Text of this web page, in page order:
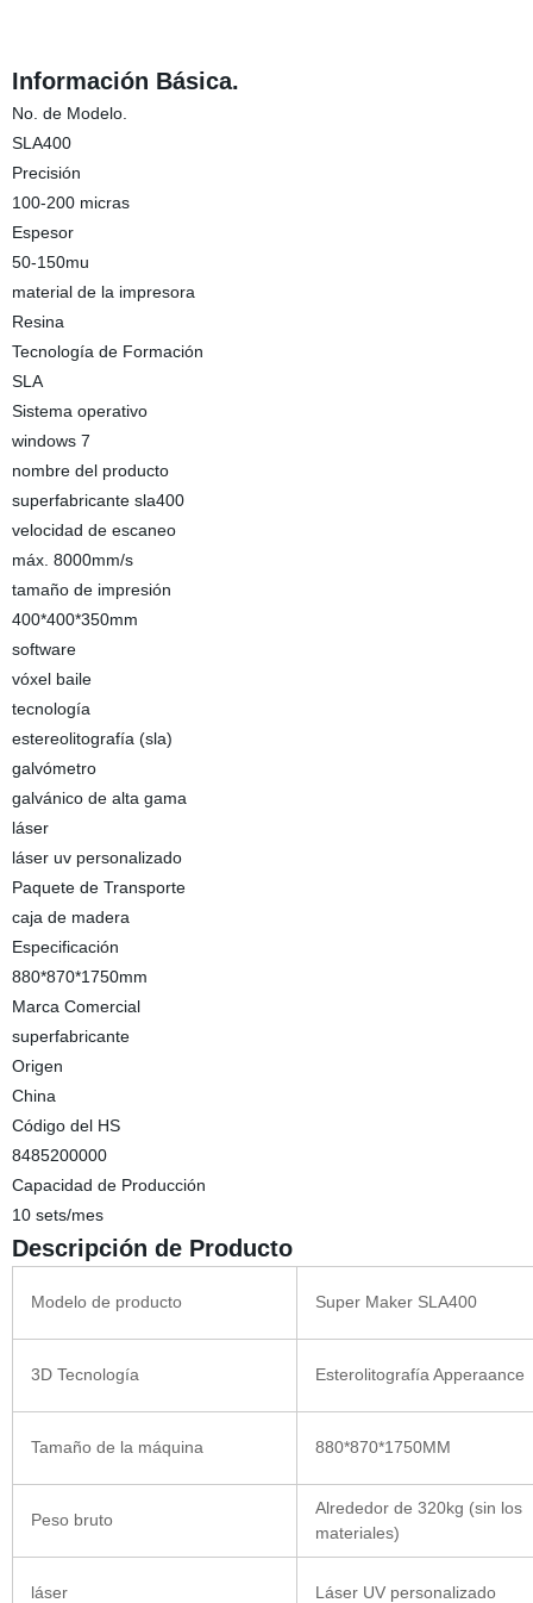
Información Básica.
No. de Modelo.
SLA400
Precisión
100-200 micras
Espesor
50-150mu
material de la impresora
Resina
Tecnología de Formación
SLA
Sistema operativo
windows 7
nombre del producto
superfabricante sla400
velocidad de escaneo
máx. 8000mm/s
tamaño de impresión
400*400*350mm
software
vóxel baile
tecnología
estereolitografía (sla)
galvómetro
galvánico de alta gama
láser
láser uv personalizado
Paquete de Transporte
caja de madera
Especificación
880*870*1750mm
Marca Comercial
superfabricante
Origen
China
Código del HS
8485200000
Capacidad de Producción
10 sets/mes
Descripción de Producto
Modelo de producto Super Maker SLA400
3D Tecnología Esterolitografía Apperaance
Tamaño de la máquina 880*870*1750MM
Peso bruto
Alrededor de 320kg (sin los
materiales)
láser Láser UV personalizado